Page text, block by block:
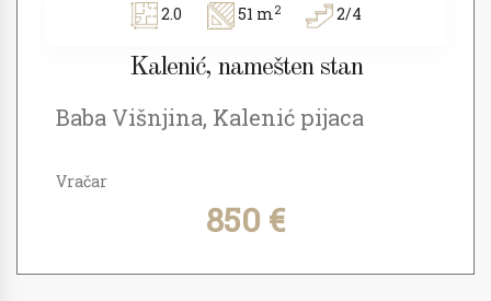
2.0 51 m2 2/4
Kalenić, namešten stan
Baba Višnjina, Kalenić pijaca
Vračar
850 €